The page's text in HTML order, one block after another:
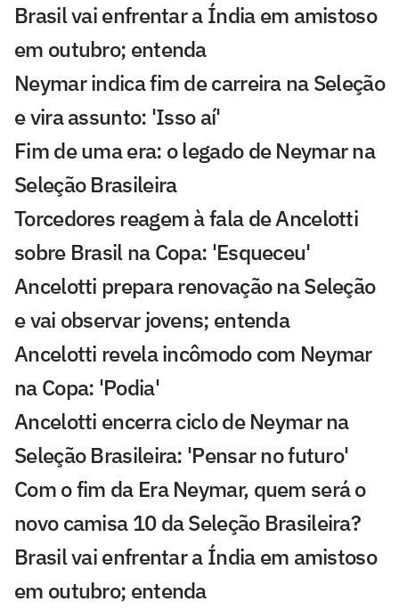
Brasil vai enfrentar a Índia em amistoso
em outubro; entenda
Neymar indica fim de carreira na Seleção
e vira assunto: 'Isso aí'
Fim de uma era: o legado de Neymar na
Seleção Brasileira
Torcedores reagem à fala de Ancelotti
sobre Brasil na Copa: 'Esqueceu'
Ancelotti prepara renovação na Seleção
e vai observar jovens; entenda
Ancelotti revela incômodo com Neymar
na Copa: 'Podia'
Ancelotti encerra ciclo de Neymar na
Seleção Brasileira: 'Pensar no futuro'
Com o fim da Era Neymar, quem será o
novo camisa 10 da Seleção Brasileira?
Brasil vai enfrentar a Índia em amistoso
em outubro; entenda